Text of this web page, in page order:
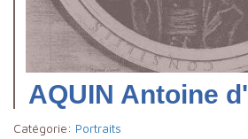
AQUIN Antoine d'
Catégorie: Portraits